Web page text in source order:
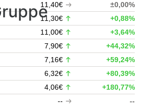
11,40€
±0,00%
11,30€
+0,88%
11,00€
+3,64%
7,90€
+44,32%
7,16€
+59,24%
6,32€
+80,39%
4,06€
+180,77%
-- --